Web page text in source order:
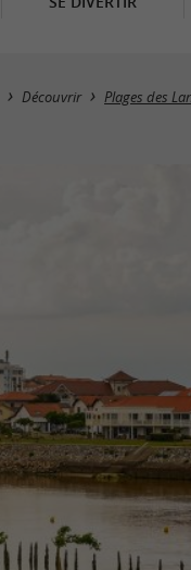
Découvrir Plages des